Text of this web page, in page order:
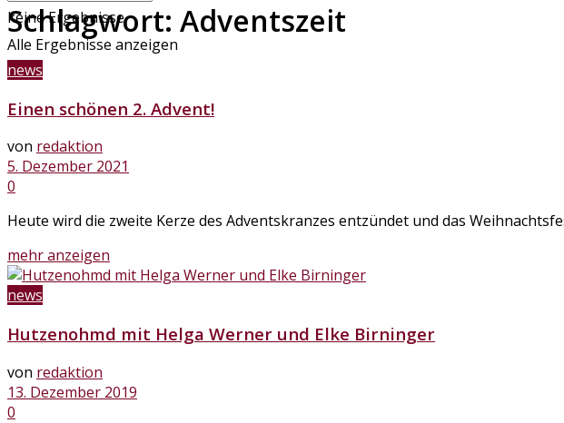
keine Ergebnisse
Alle Ergebnisse anzeigen
Schlagwort: Adventszeit
news
Einen schönen 2. Advent!
von redaktion
5. Dezember 2021
0
Heute wird die zweite Kerze des Adventskranzes entzündet und das
mehr anzeigen
news
Hutzenohmd mit Helga Werner und Elke Birninger
von redaktion
13. Dezember 2019
0